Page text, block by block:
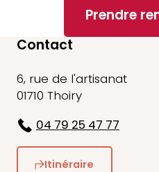
Prendre
Contact
6, rue de l'artisanat
01710 Thoiry
04 79 25 47 77
Itinéraire